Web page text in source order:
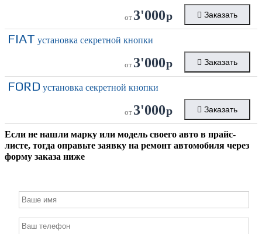
от 3'000р Заказать
FIAT установка секретной кнопки
от 3'000р Заказать
FORD установка секретной кнопки
от 3'000р Заказать
Если не нашли марку или модель своего авто в прайс-
листе, тогда оправьте заявку на ремонт автомобиля через
форму заказа ниже